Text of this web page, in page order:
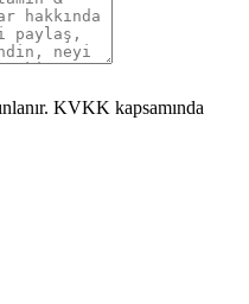
KVKK kapsamında